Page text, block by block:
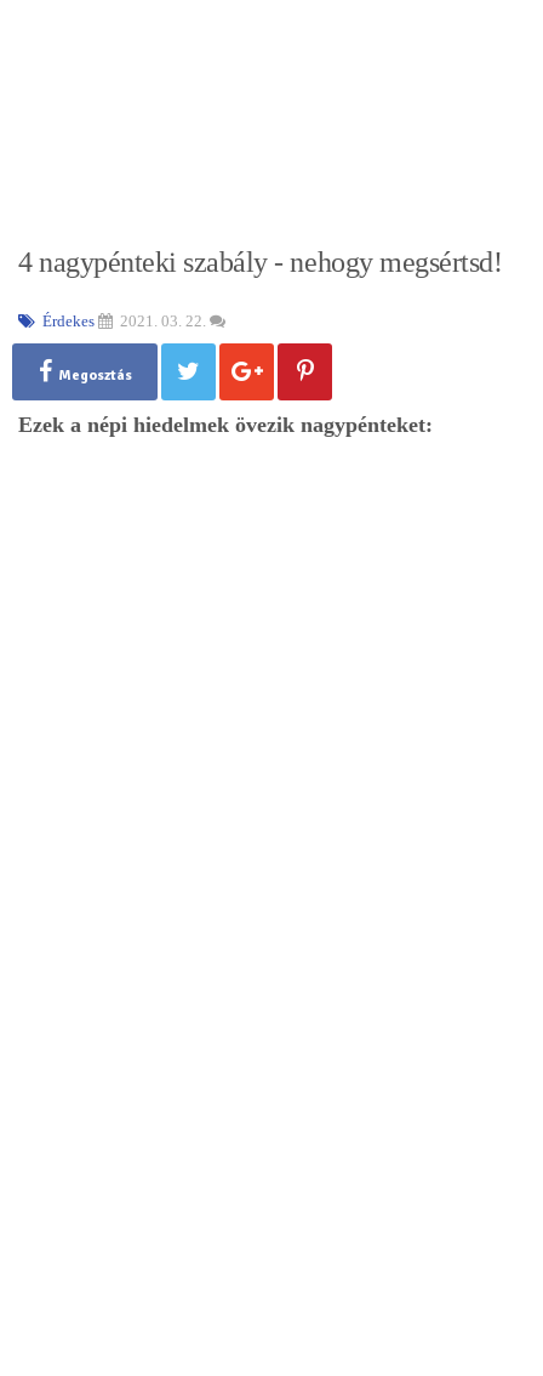
4 nagypénteki szabály - nehogy megsértsd!
Érdekes 2021. 03. 22.
Megosztás
Ezek a népi hiedelmek övezik nagypénteket: